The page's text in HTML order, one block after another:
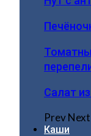
Салат
PrevNext
Каши